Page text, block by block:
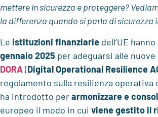
mettere in sicurezza e proteggere?
la differenza quando si parla di sicurezza
Le istituzioni finanziarie dell’UE
gennaio 2025 per adeguarsi alle
DORA(Digital Operational Resilience
regolamento sulla resilienza operativa
ha introdotto perarmonizzare e
europeo il modo in cui viene gestito il